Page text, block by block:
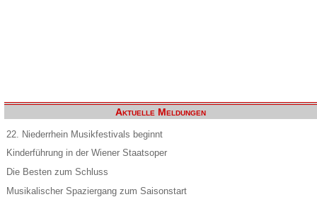
Aktuelle Meldungen
22. Niederrhein Musikfestivals beginnt
Kinderführung in der Wiener Staatsoper
Die Besten zum Schluss
Musikalischer Spaziergang zum Saisonstart